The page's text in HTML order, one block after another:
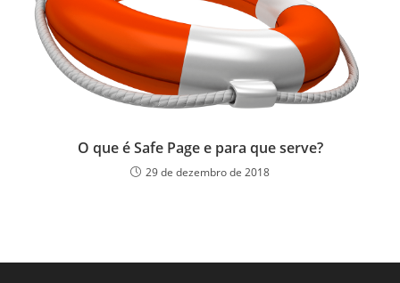
O que é Safe Page e para que serve?
29 de dezembro de 2018